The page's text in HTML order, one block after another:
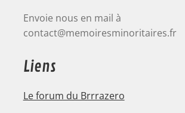
Envoie nous en mail à
contact@memoiresminoritaires.fr
Liens
Le forum du Brrrazero